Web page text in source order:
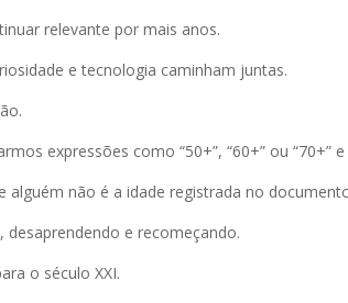
relevante por mais anos.
e tecnologia caminham juntas.
expressões como “50+”, “60+” ou
não é a idade registrada no
desaprendendo e recomeçando.
o século XXI.